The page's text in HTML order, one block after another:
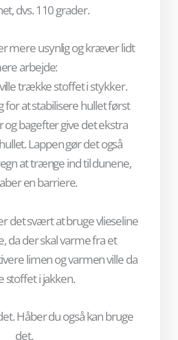
dvs. 110 grader.
mere usynlig og kræver lidt
arbejde:
trække stoffet i stykker.
for at stabilisere hullet først
og bagefter give det ekstra
Lappen gør det også
at trænge ind til dunene,
en barriere.
det svært at bruge vlieseline
da der skal varme fra et
limen og varmen ville da
stoffet i jakken.
Håber du også kan bruge
det.